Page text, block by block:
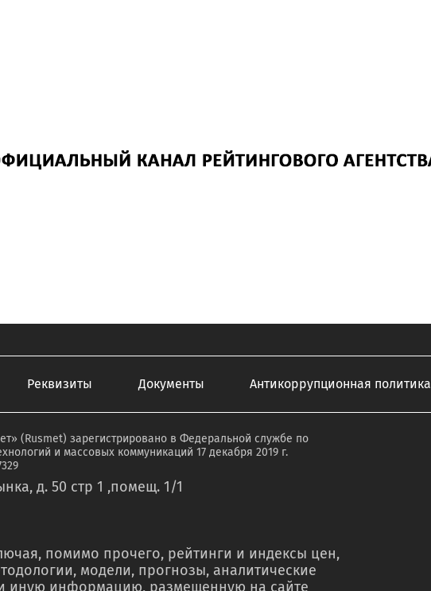
Реквизиты Документы Антикоррупционная политика
(Rusmet) зарегистрировано в Федеральной службе по
и массовых коммуникаций 17 декабря 2019 г.
д. 50 стр 1 ,помещ. 1/1
помимо прочего, рейтинги и индексы цен,
модели, прогнозы, аналитические
иную информацию, размещенную на сайте